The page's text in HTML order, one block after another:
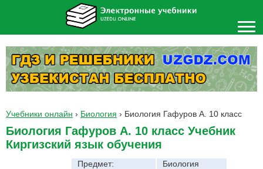
Учебники онлайн › Биология › Биология Гафуров A. 10 класс
Биология Гафуров A. 10 класс Учебник
Киргизский язык обучения
Предмет:
Биология